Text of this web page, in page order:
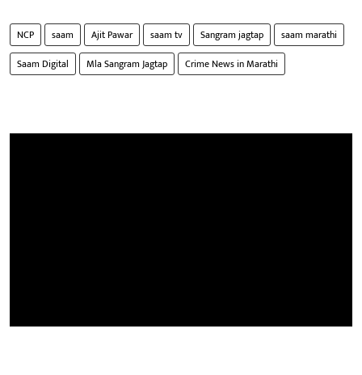
NCP saam Ajit Pawar saam tv Sangram jagtap
saam marathi
Saam Digital
Mla Sangram Jagtap Crime News in Marathi